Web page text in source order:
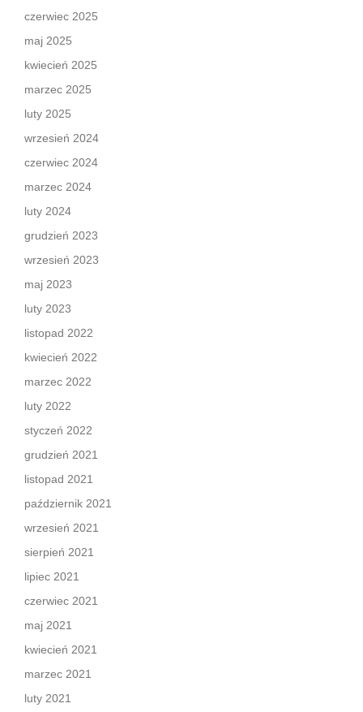
czerwiec 2025
maj 2025
kwiecień 2025
marzec 2025
luty 2025
wrzesień 2024
czerwiec 2024
marzec 2024
luty 2024
grudzień 2023
wrzesień 2023
maj 2023
luty 2023
listopad 2022
kwiecień 2022
marzec 2022
luty 2022
styczeń 2022
grudzień 2021
listopad 2021
październik 2021
wrzesień 2021
sierpień 2021
lipiec 2021
czerwiec 2021
maj 2021
kwiecień 2021
marzec 2021
luty 2021